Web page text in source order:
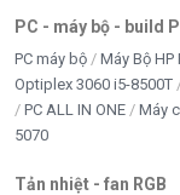
PC - máy bộ - build
PC máy bộ Máy Bộ HP
Optiplex 3060 i5-8500T
PC ALL IN ONE
Máy
5070
Tản nhiệt - fan RGB